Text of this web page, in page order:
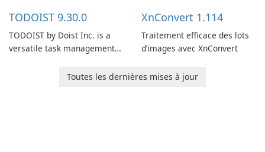
TODOIST 9.30.0
TODOIST by Doist Inc. is a
versatile task management
individuals and teams
XnConvert 1.114
Traitement efficace des lots
d’images avec XnConvert
Toutes les dernières mises à jour